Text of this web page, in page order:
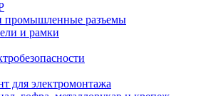
промышленные разъемы
и рамки
для электромонтажа